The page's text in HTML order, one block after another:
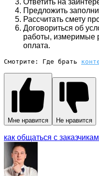
Ответить на
Предложить
Рассчитать смету
Договориться об
работы, измеримые
оплата.
Смотрите: Где брать
Мне нравится Не нравится
как общаться с